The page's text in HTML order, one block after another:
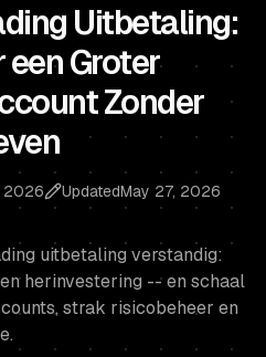
Uitbetaling:
Groter
Zonder
2026 UpdatedMay 27, 2026
uitbetaling verstandig:
herinvestering -- en schaal
strak risicobeheer en